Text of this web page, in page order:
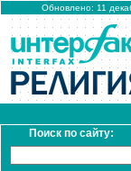
Обновлено: 11
Поиск по сайту: